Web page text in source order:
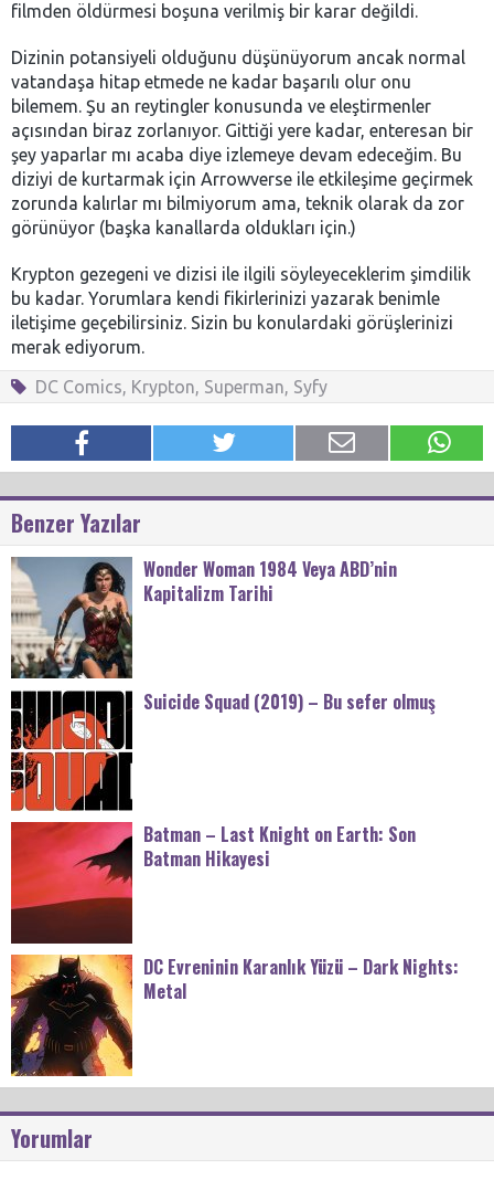
filmden öldürmesi boşuna verilmiş bir karar değildi.
Dizinin potansiyeli olduğunu düşünüyorum ancak normal
vatandaşa hitap etmede ne kadar başarılı olur onu
bilemem. Şu an reytingler konusunda ve eleştirmenler
açısından biraz zorlanıyor. Gittiği yere kadar, enteresan bir
şey yaparlar mı acaba diye izlemeye devam edeceğim. Bu
diziyi de kurtarmak için Arrowverse ile etkileşime geçirmek
zorunda kalırlar mı bilmiyorum ama, teknik olarak da zor
görünüyor (başka kanallarda oldukları için.)
Krypton gezegeni ve dizisi ile ilgili söyleyeceklerim şimdilik
bu kadar. Yorumlara kendi fikirlerinizi yazarak benimle
iletişime geçebilirsiniz. Sizin bu konulardaki görüşlerinizi
merak ediyorum.
DC Comics, Krypton, Superman, Syfy
Benzer Yazılar
Wonder Woman 1984 Veya ABD’nin
Kapitalizm Tarihi
Suicide Squad (2019) – Bu sefer olmuş
Batman – Last Knight on Earth: Son
Batman Hikayesi
DC Evreninin Karanlık Yüzü – Dark Nights:
Metal
Yorumlar